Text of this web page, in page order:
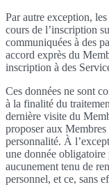
Par autre exception,
cours de l’inscription
communiquées à des
accord exprès du
inscription à des
Ces données ne sont
à la finalité du
dernière visite du
proposer aux
personnalité. À
une donnée
aucunement tenu de
personnel, et ce, sans